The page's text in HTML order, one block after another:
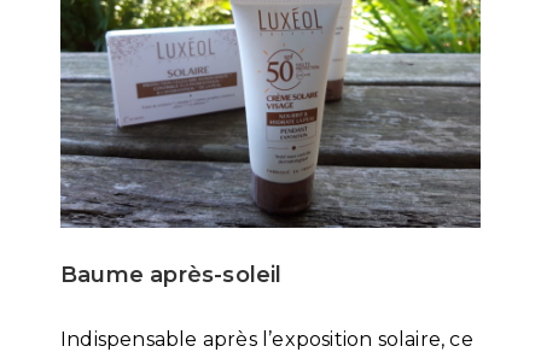
Baume après-soleil
Indispensable après l’exposition solaire, ce